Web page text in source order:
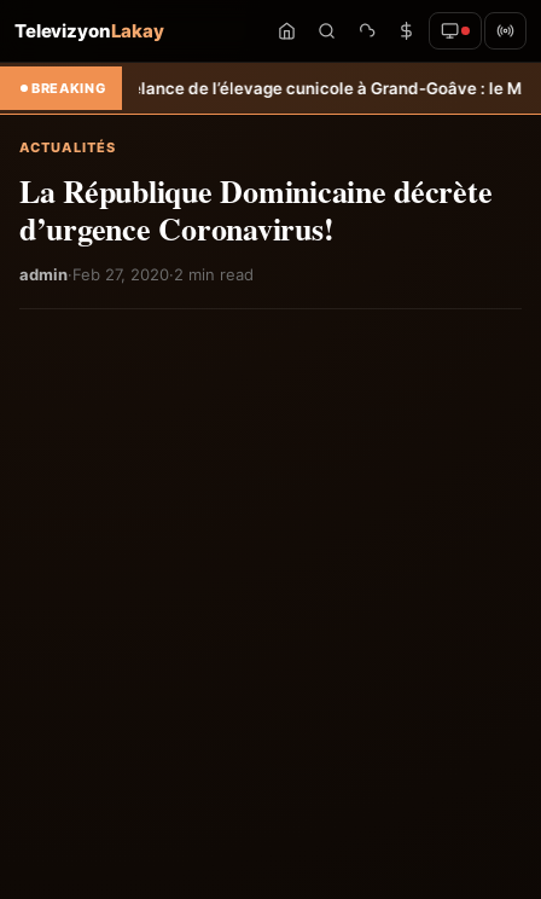
TelevizyonLakay
BREAKING
de l’élevage cunicole à Grand-Goâve : le MARDR renforce
ACTUALITÉS
La République Dominicaine décrète
d’urgence Coronavirus!
admin·Feb 27, 2020·2 min read